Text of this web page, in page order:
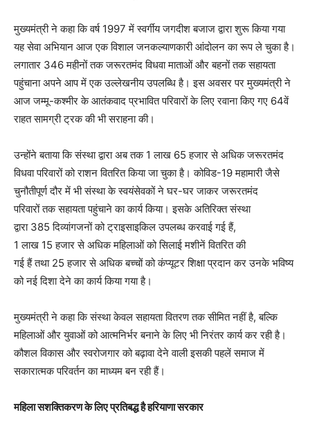
मुख्यमंत्री ने कहा कि वर्ष 1997 में स्वर्गीय जगदीश बजाज द्वारा शुरू किया गया
यह सेवा अभियान आज एक विशाल जनकल्याणकारी आंदोलन का रूप ले चुका है।
लगातार 346 महीनों तक जरूरतमंद विधवा माताओं और बहनों तक सहायता
पहुंचाना अपने आप में एक उल्लेखनीय उपलब्धि है। इस अवसर पर मुख्यमंत्री ने
आज जम्मू-कश्मीर के आतंकवाद प्रभावित परिवारों के लिए रवाना किए गए 64वें
राहत सामग्री ट्रक की भी सराहना की।
उन्होंने बताया कि संस्था द्वारा अब तक 1 लाख 65 हजार से अधिक जरूरतमंद
विधवा परिवारों को राशन वितरित किया जा चुका है। कोविड-19 महामारी जैसे
चुनौतीपूर्ण दौर में भी संस्था के स्वयंसेवकों ने घर-घर जाकर जरूरतमंद
परिवारों तक सहायता पहुंचाने का कार्य किया। इसके अतिरिक्त संस्था
द्वारा 385 दिव्यांगजनों को ट्राइसाइकिल उपलब्ध करवाई गई हैं,
1 लाख 15 हजार से अधिक महिलाओं को सिलाई मशीनें वितरित की
गई हैं तथा 25 हजार से अधिक बच्चों को कंप्यूटर शिक्षा प्रदान कर उनके भविष्य
को नई दिशा देने का कार्य किया गया है।
मुख्यमंत्री ने कहा कि संस्था केवल सहायता वितरण तक सीमित नहीं है, बल्कि
महिलाओं और युवाओं को आत्मनिर्भर बनाने के लिए भी निरंतर कार्य कर रही है।
कौशल विकास और स्वरोजगार को बढ़ावा देने वाली इसकी पहलें समाज में
सकारात्मक परिवर्तन का माध्यम बन रही हैं।
महिला सशक्तिकरण के लिए प्रतिबद्ध है हरियाणा सरकार